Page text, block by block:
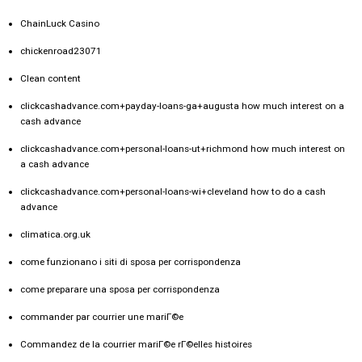
ChainLuck Casino
chickenroad23071
Clean content
clickcashadvance.com+payday-loans-ga+augusta how much interest on a
cash advance
clickcashadvance.com+personal-loans-ut+richmond how much interest on
a cash advance
clickcashadvance.com+personal-loans-wi+cleveland how to do a cash
advance
climatica.org.uk
come funzionano i siti di sposa per corrispondenza
come preparare una sposa per corrispondenza
commander par courrier une mariГ©e
Commandez de la courrier mariГ©e rГ©elles histoires